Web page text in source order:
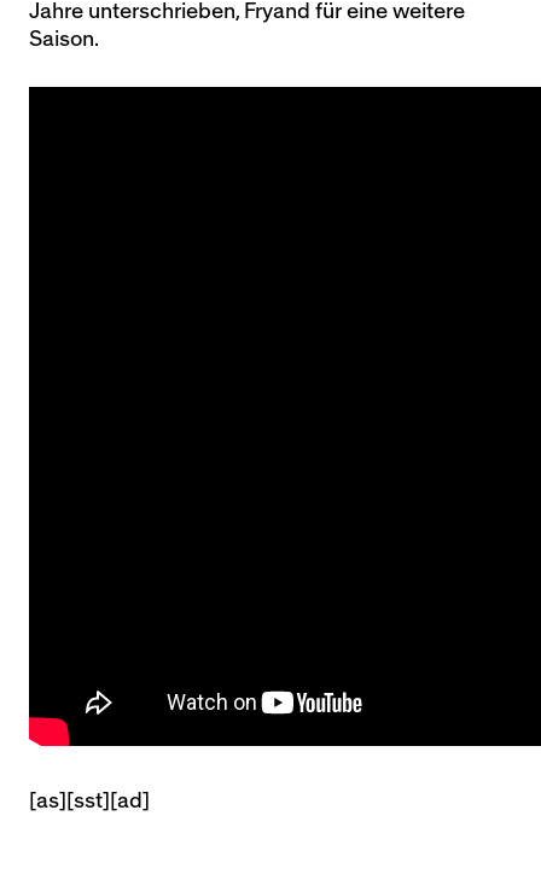
Jahre unterschrieben, Fryand für eine weitere
Saison.
[as][sst][ad]